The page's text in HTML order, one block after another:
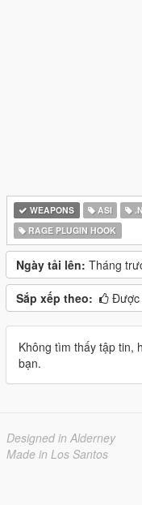
WEAPONS ASI
RAGE PLUGIN HOOK
Ngày tải lên: Tháng
Sắp xếp theo: Được
Không tìm thấy tập tin,
bạn.
Designed in Alderney
Made in Los Santos